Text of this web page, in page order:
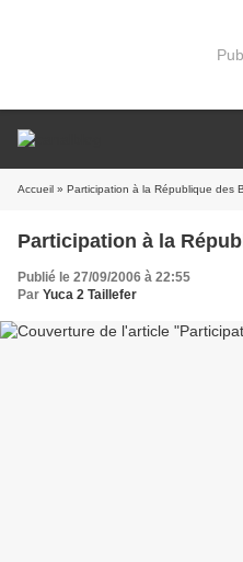
Accueil » Participation à la République des
Participation à la
Publié le 27/09/2006 à 22:55
Par Yuca 2 Taillefer